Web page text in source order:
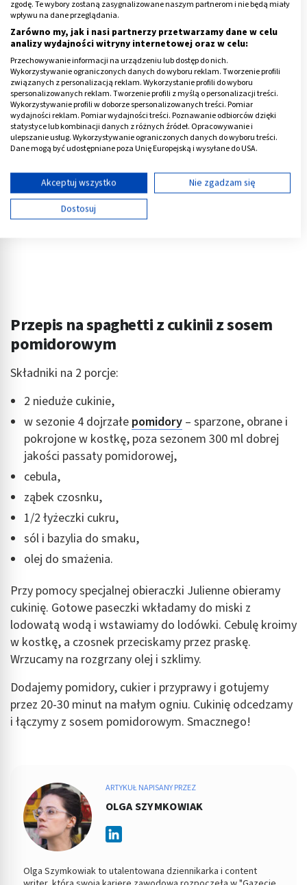
Reklama
Przepis na spaghetti z cukinii z sosem
pomidorowym
Składniki na 2 porcje:
2 nieduże cukinie,
w sezonie 4 dojrzałe pomidory – sparzone, obrane i
pokrojone w kostkę, poza sezonem 300 ml dobrej
jakości passaty pomidorowej,
cebula,
ząbek czosnku,
1/2 łyżeczki cukru,
sól i bazylia do smaku,
olej do smażenia.
Przy pomocy specjalnej obieraczki Julienne obieramy
cukinię. Gotowe paseczki wkładamy do miski z
lodowatą wodą i wstawiamy do lodówki. Cebulę kroimy
w kostkę, a czosnek przeciskamy przez praskę.
Wrzucamy na rozgrzany olej i szklimy.
Dodajemy pomidory, cukier i przyprawy i gotujemy
przez 20-30 minut na małym ogniu. Cukinię odcedzamy
i łączymy z sosem pomidorowym. Smacznego!
ARTYKUŁ NAPISANY PRZEZ
OLGA SZYMKOWIAK
Olga Szymkowiak to utalentowana dziennikarka i content
zgodę. Te wybory zostaną zasygnalizowane naszym partnerom i nie będą miały
wpływu na dane przeglądania.
Zarówno my, jak i nasi partnerzy przetwarzamy dane w celu
analizy wydajności witryny internetowej oraz w celu:
Przechowywanie informacji na urządzeniu lub dostęp do nich.
Wykorzystywanie ograniczonych danych do wyboru reklam. Tworzenie profili
związanych z personalizacją reklam. Wykorzystanie profili do wyboru
spersonalizowanych reklam. Tworzenie profili z myślą o personalizacji treści.
Wykorzystywanie profili w doborze spersonalizowanych treści. Pomiar
wydajności reklam. Pomiar wydajności treści. Poznawanie odbiorców dzięki
statystyce lub kombinacji danych z różnych źródeł. Opracowywanie i
ulepszanie usług. Wykorzystywanie ograniczonych danych do wyboru treści.
Dane mogą być udostępniane poza Unię Europejską i wysyłane do USA.
Wyświetl listę partnerów (11 dostawców IAB)
Używamy Twoich danych w następujących celach:
Cele przetwarzania IAB:
Tworzenie profili w celu spersonalizowanych
reklam
spersonalizowanych reklam
Tworzenie profili w celu personalizacji treści
Wykorzystywanie profili w celu doboru
spersonalizowanych treści
Pomiar efektywności reklam
Pomiar efektywności treści
Rozumienie odbiorców dzięki statystyce lub
kombinacji danych z różnych źródeł
Rozwój i ulepszanie usług
Wykorzystywanie ograniczonych danych do
wyboru treści
Funkcje specjalne IAB:
Użycie dokładnych danych geolokalizacyjnych
aktywnie żądanych informacji
Cele przetwarzania inne niż IAB:
Niezbędne
Reklama / śledzenie
Akceptuj wszystko
Nie zgadzam się
Dostosuj